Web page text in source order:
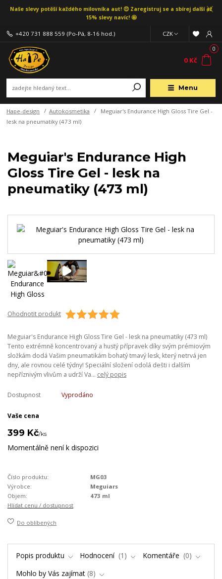
Naše slevy potěší každého milovníka aut! 😍 Zaregistruj se a sbírej další až
15% slevy navíc! 🤩
Menu
CZK
+420 731 888 559 (Po-Pá, 8-16 hod.)
0
0 Kč
Hape-design Autokosmetika
Meguiar's Endurance High Gloss Tire Gel -
lesk na pneumatiky (473 ml)
Meguiar's Endurance High
Gloss Tire Gel - lesk na
pneumatiky (473 ml)
Ohodnotit produkt
Meguiar's Endurance High Gloss Tire Gel - lesk na pneumatiky (473 ml)
Tento extrémně koncentrovaný a hustý přípravek díky svým prémiovým
složkám dodá Vašim pneumatikám bohatý tmavý lesk, který netrvá jen
dny, ale rovnou celé týdny! Speciální složení odolá dešti i dalším
nepříznivým vlivům a udrží Va... celý popis
Dostupnost Vyprodáno
Vaše cena
399 Kč/ks
Momentálně není k dispozici
Číslo produktu:
MG03
Výrobce:
Meguiars
Objem:
473 ml
Hlídat cenu / dostupnost
Do oblíbených
Popis produktu Hodnocení 1 Komentáře
0
Mohlo by Vás zajímat 8